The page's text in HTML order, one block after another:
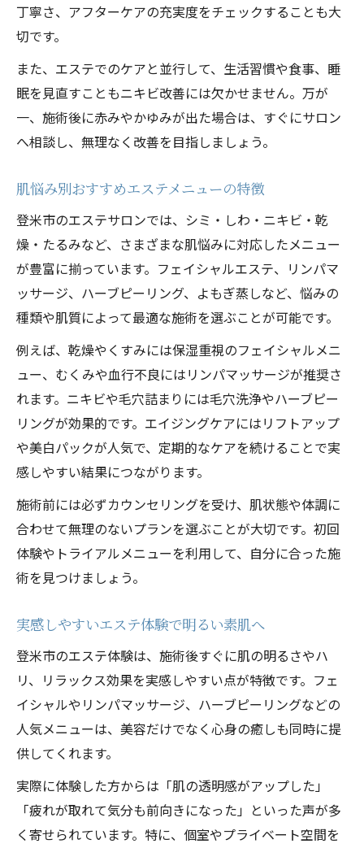
丁寧さ、アフターケアの充実度をチェックすることも大
切です。
また、エステでのケアと並行して、生活習慣や食事、睡
眠を見直すこともニキビ改善には欠かせません。万が
一、施術後に赤みやかゆみが出た場合は、すぐにサロン
へ相談し、無理なく改善を目指しましょう。
肌悩み別おすすめエステメニューの特徴
登米市のエステサロンでは、シミ・しわ・ニキビ・乾
燥・たるみなど、さまざまな肌悩みに対応したメニュー
が豊富に揃っています。フェイシャルエステ、リンパマ
ッサージ、ハーブピーリング、よもぎ蒸しなど、悩みの
種類や肌質によって最適な施術を選ぶことが可能です。
例えば、乾燥やくすみには保湿重視のフェイシャルメニ
ュー、むくみや血行不良にはリンパマッサージが推奨さ
れます。ニキビや毛穴詰まりには毛穴洗浄やハーブピー
リングが効果的です。エイジングケアにはリフトアップ
や美白パックが人気で、定期的なケアを続けることで実
感しやすい結果につながります。
施術前には必ずカウンセリングを受け、肌状態や体調に
合わせて無理のないプランを選ぶことが大切です。初回
体験やトライアルメニューを利用して、自分に合った施
術を見つけましょう。
実感しやすいエステ体験で明るい素肌へ
登米市のエステ体験は、施術後すぐに肌の明るさやハ
リ、リラックス効果を実感しやすい点が特徴です。フェ
イシャルやリンパマッサージ、ハーブピーリングなどの
人気メニューは、美容だけでなく心身の癒しも同時に提
供してくれます。
実際に体験した方からは「肌の透明感がアップした」
「疲れが取れて気分も前向きになった」といった声が多
く寄せられています。特に、個室やプライベート空間を